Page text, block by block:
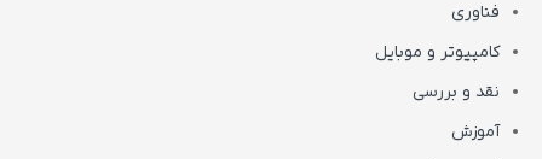
فناوری
کامپیوتر و موبایل
نقد و بررسی
آموزش